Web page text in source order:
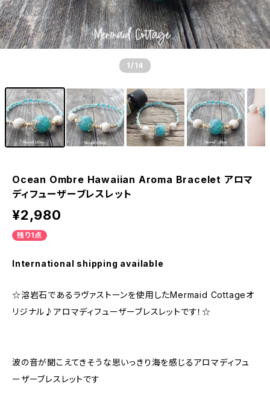
1 /14
Ocean Ombre Hawaiian Aroma Bracelet アロマ
ディフューザーブレスレット
¥2,980
残り1点
International shipping available
☆溶岩石であるラヴァストーンを使用したMermaid Cottageオ
リジナル♪アロマディフューザーブレスレットです！☆
波の音が聞こえてきそうな思いっきり海を感じるアロマディフュ
ーザーブレスレットです